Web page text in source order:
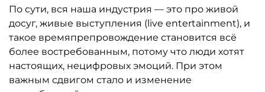
По сути, вся наша индустрия — это про живой
досуг, живые выступления (live entertainment), и
такое времяпрепровождение становится всё
более востребованным, потому что люди хотят
настоящих, нецифровых эмоций. При этом
важным сдвигом стало и изменение